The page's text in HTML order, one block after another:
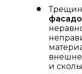
и